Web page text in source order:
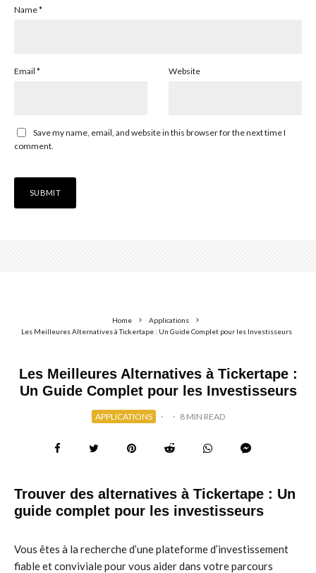
Name*
Email * Website
Save my name, email, and website in this browser for the next time I
comment.
Home
Applications
Les Meilleures Alternatives à Tickertape : Un Guide Complet pour les Investisseurs
Les Meilleures Alternatives à Tickertape :
Un Guide Complet pour les Investisseurs
APPLICATIONS · · 8 MIN READ
Trouver des alternatives à Tickertape : Un
guide complet pour les investisseurs
Vous êtes à la recherche d’une plateforme d’investissement
fiable et conviviale pour vous aider dans votre parcours